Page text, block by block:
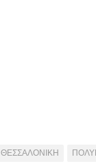
ΘΕΣΣΑΛΟΝΙΚΗ